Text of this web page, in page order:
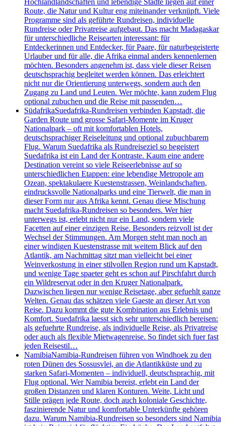
Hochlandlandschaften und lebendige Städte liegen auf einer
Route, die Natur und Kultur eng miteinander verknüpft. Viele
Programme sind als geführte Rundreisen, individuelle
Rundreise oder Privatreise aufgebaut. Das macht Madagaskar
für unterschiedliche Reisearten interessant: für
Entdeckerinnen und Entdecker, für Paare, für naturbegeisterte
Urlauber und für alle, die Afrika einmal anders kennenlernen
möchten. Besonders angenehm ist, dass viele dieser Reisen
deutschsprachig begleitet werden können. Das erleichtert
nicht nur die Orientierung unterwegs, sondern auch den
Zugang zu Land und Leuten. Wer möchte, kann zudem Flug
optional zubuchen und die Reise mit passenden…
SüdafrikaSuedafrika-Rundreisen verbinden Kapstadt, die
Garden Route und grosse Safari-Momente im Kruger
Nationalpark – oft mit komfortablen Hotels,
deutschsprachiger Reiseleitung und optional zubuchbarem
Flug. Warum Suedafrika als Rundreiseziel so begeistert
Suedafrika ist ein Land der Kontraste. Kaum eine andere
Destination vereint so viele Reiseerlebnisse auf so
unterschiedlichen Etappen: eine lebendige Metropole am
Ozean, spektakulaere Kuestenstrassen, Weinlandschaften,
eindrucksvolle Nationalparks und eine Tierwelt, die man in
dieser Form nur aus Afrika kennt. Genau diese Mischung
macht Suedafrika-Rundreisen so besonders. Wer hier
unterwegs ist, erlebt nicht nur ein Land, sondern viele
Facetten auf einer einzigen Reise. Besonders reizvoll ist der
Wechsel der Stimmungen. Am Morgen steht man noch an
einer windigen Kuestenstrasse mit weitem Blick auf den
Atlantik, am Nachmittag sitzt man vielleicht bei einer
Weinverkostung in einer stilvollen Region rund um Kapstadt,
und wenige Tage spaeter geht es schon auf Pirschfahrt durch
ein Wildreservat oder in den Kruger Nationalpark.
Dazwischen liegen nur wenige Reisetage, aber gefuehlt ganze
Welten. Genau das schätzen viele Gaeste an dieser Art von
Reise. Dazu kommt die gute Kombination aus Erlebnis und
Komfort. Suedafrika laesst sich sehr unterschiedlich bereisen:
als gefuehrte Rundreise, als individuelle Reise, als Privatreise
oder auch als flexible Mietwagenreise. So findet sich fuer fast
jeden Reisestil…
NamibiaNamibia-Rundreisen führen von Windhoek zu den
roten Dünen des Sossusvlei, an die Atlantikküste und zu
starken Safari-Momenten – individuell, deutschsprachig, mit
Flug optional. Wer Namibia bereist, erlebt ein Land der
großen Distanzen und klaren Konturen. Weite, Licht und
Stille prägen jede Route, doch auch koloniale Geschichte,
faszinierende Natur und komfortable Unterkünfte gehören
dazu. Warum Namibia-Rundreisen so besonders sind Namibia